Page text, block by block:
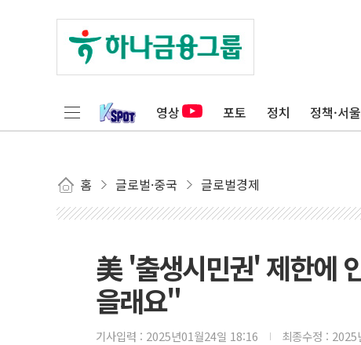
영상 포토 정치 정책·서울
홈 글로벌·중국 글로벌경제
美 '출생시민권' 제한에
을래요"
기사입력 : 2025년01월24일 18:16 최종수정 : 2025